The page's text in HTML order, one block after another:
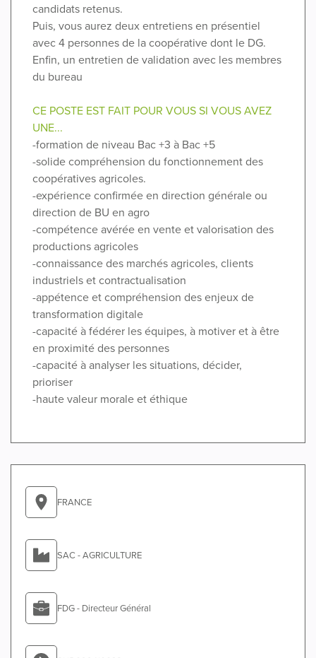
candidats retenus.
Puis, vous aurez deux entretiens en présentiel
avec 4 personnes de la coopérative dont le DG.
Enfin, un entretien de validation avec les membres
du bureau
CE POSTE EST FAIT POUR VOUS SI VOUS AVEZ
UNE...
-formation de niveau Bac +3 à Bac +5
-solide compréhension du fonctionnement des
coopératives agricoles.
-expérience confirmée en direction générale ou
direction de BU en agro
-compétence avérée en vente et valorisation des
productions agricoles
-connaissance des marchés agricoles, clients
industriels et contractualisation
-appétence et compréhension des enjeux de
transformation digitale
-capacité à fédérer les équipes, à motiver et à être
en proximité des personnes
-capacité à analyser les situations, décider,
prioriser
-haute valeur morale et éthique
FRANCE
SAC - AGRICULTURE
FDG - Directeur Général